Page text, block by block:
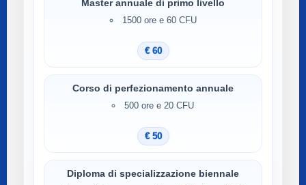
Master annuale di primo livello
1500 ore e 60 CFU
€ 60
Corso di perfezionamento annuale
500 ore e 20 CFU
€ 50
Diploma di specializzazione biennale